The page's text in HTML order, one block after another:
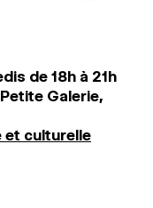
de 18h à 21h
Galerie,
et culturelle